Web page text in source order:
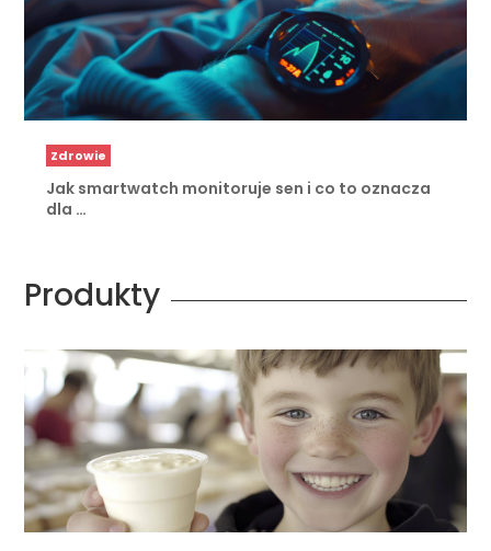
Zdrowie
Jak smartwatch monitoruje sen i co to oznacza
dla …
Produkty